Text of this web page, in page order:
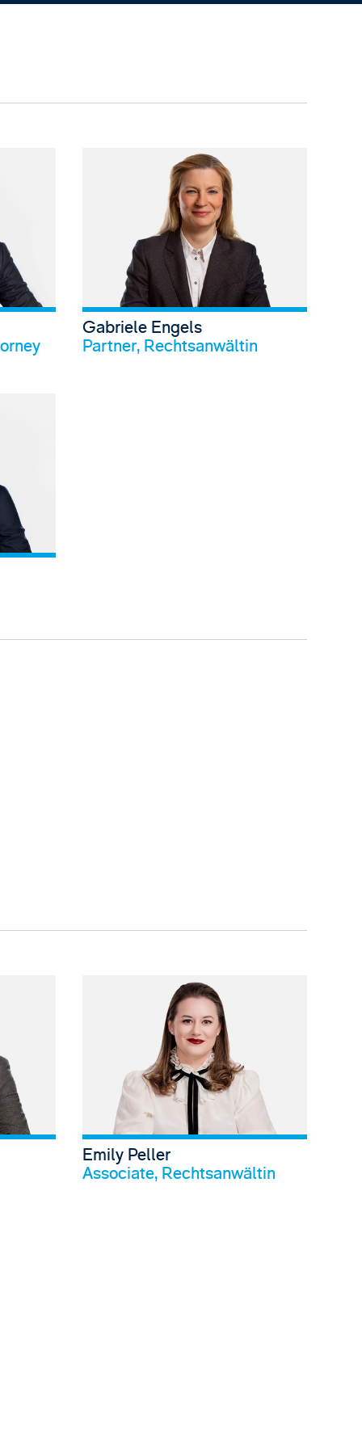
Dick's profile View Charlotte Duly's
Gabriele Engels
Partner, Rechtsanwältin
profile
profile View Phil Leonard's profile
Emily Peller
Associate, Rechtsanwältin